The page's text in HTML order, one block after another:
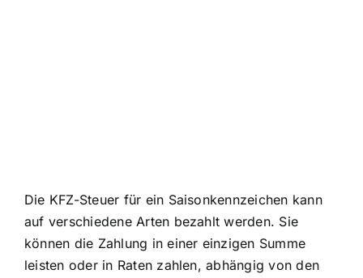
Die KFZ-Steuer für ein Saisonkennzeichen kann
auf verschiedene Arten bezahlt werden. Sie
können die Zahlung in einer einzigen Summe
leisten oder in Raten zahlen, abhängig von den